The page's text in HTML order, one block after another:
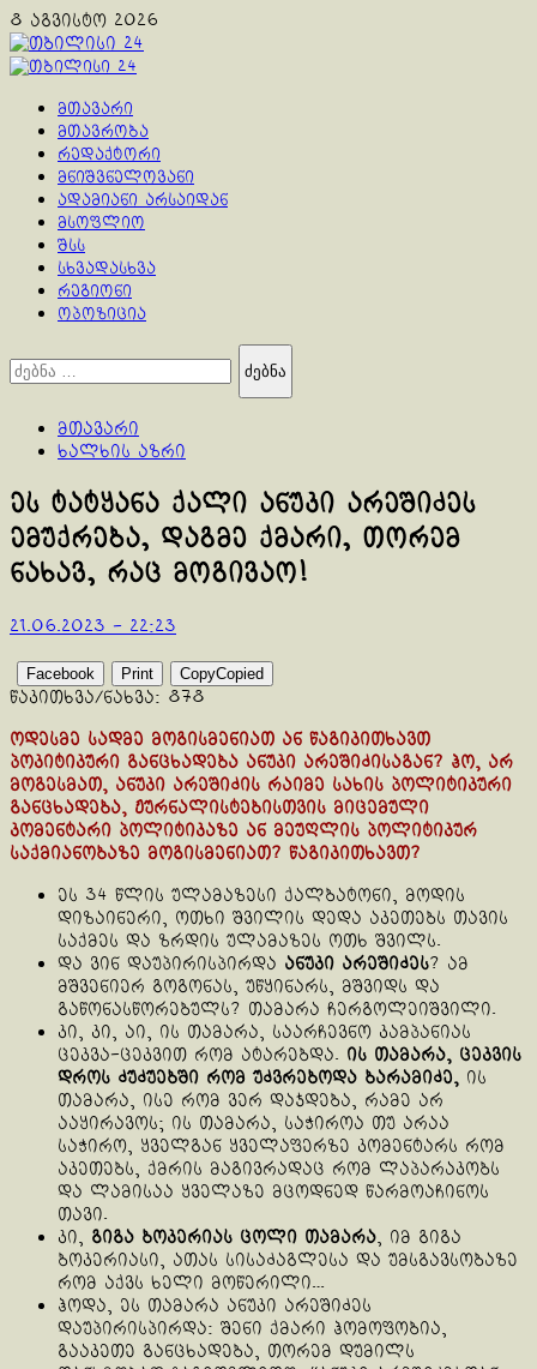
Skip
to
content
8 აგვისტო 2026
Primary
მთავარი
მთავრობა
რედაქტორი
მნიშვნელოვანი
ადამიანი არსაიდან
მსოფლიო
შსს
სხვადასხვა
რეგიონი
ოპოზიცია
ძებნა:
მთავარი
ხალხის აზრი
ეს ტატყანა ქალი ანუკი არეშიძეს
ემუქრება, დაგმე ქმარი, თორემ
ნახავ, რაც მოგივაო!
21.06.2023 - 22:23
Facebook Print CopyCopied
წაკითხვა/ნახვა: 878
ოდესმე სადმე მოგისმენიათ ან წაგიკითხავთ
პოკიტიკური განცხადება ანუკი არეშიძისაგან? ჰო, არ
მოგესმათ, ანუკი არეშიძის რაიმე სახის პოლიტიკური
განცხადება, ჟურნალისტებისთვის მიცემული
კომენტარი პოლიტიკაზე ან მეუღლის პოლიტიკურ
საქმიანობაზე მოგისმენიათ? წაგიკითხავთ?
ეს 34 წლის ულამაზესი ქალბატონი, მოდის
დიზაინერი, ოთხი შვილის დედა აკეთებს თავის
საქმეს და ზრდის ულამაზეს ოთხ შვილს.
და ვინ დაუპირისპირდა ანუკი არეშიძეს? ამ
მშვენიერ გოგონას, უწყინარს, მშვიდს და
გაწონასწორებულს? თამარა ჩერგოლეიშვილი.
კი, კი, აი, ის თამარა, საარჩევნო კამპანიას
ცეკვა-ცეკვით რომ ატარებდა. ის თამარა, ცეკვის
დროს ძუძუებში რომ უძვრებოდა ბარამიძე, ის
თამარა, ისე რომ ვერ დაჯდება, რამე არ
ააყირავოს; ის თამარა, საჭიროა თუ არაა
საჭირო, ყველგან ყველაფერზე კომენტარს რომ
აკეთებს, ქმრის მაგივრადაც რომ ლაპარაკობს
და ლამისაა ყველაზე მცოდნედ წარმოაჩინოს
თავი.
კი, გიგა ბოკერიას ცოლი თამარა, იმ გიგა
ბოკერიასი, ათას სისაძაგლესა და უმსგავსობაზე
რომ აქვს ხელი მოწერილი…
ჰოდა, ეს თამარა ანუკი არეშიძეს
დაუპირისპირდა: შენი ქმარი ჰომოფობია,
გააკეთე განცხადება, თორემ დუმილს